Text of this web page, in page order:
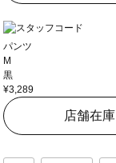
パンツ
M
黒
¥3,289
店舗在庫